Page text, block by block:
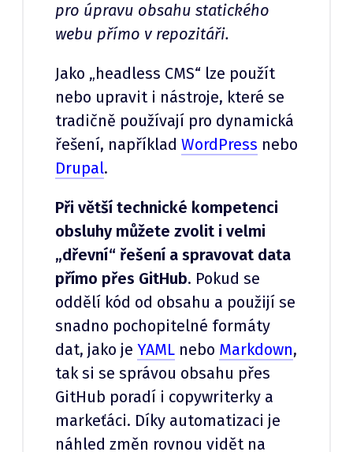
pro úpravu obsahu statického
webu přímo v repozitáři.
Jako „headless CMS“ lze použít
nebo upravit i nástroje, které se
tradičně používají pro dynamická
řešení, například WordPress nebo
Drupal.
Při větší technické kompetenci
obsluhy můžete zvolit i velmi
„dřevní“ řešení a spravovat data
přímo přes GitHub. Pokud se
oddělí kód od obsahu a použijí se
snadno pochopitelné formáty
dat, jako je YAML nebo Markdown,
tak si se správou obsahu přes
GitHub poradí i copywriterky a
markeťáci. Díky automatizaci je
náhled změn rovnou vidět na